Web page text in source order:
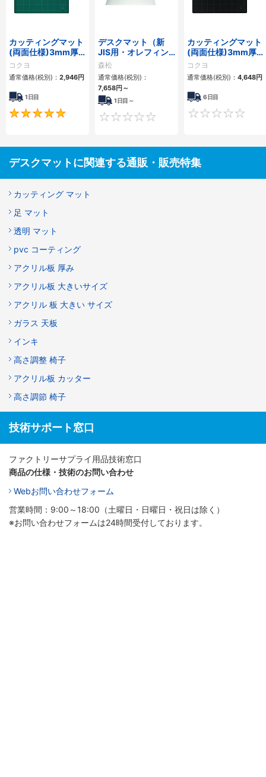
カッティングマット
(両面仕様)3mm厚
300×450mmグリ
ーン
コクヨ
通常価格(税別)： 2,946円
1日目
5
デスクマット（新
JIS用・オレフィン
系樹脂タイプ）
森松
通常価格(税別)：
7,658円 ～
1日目～
0
カッティングマット
(両面仕様)3mm厚
300×450mm黒
コクヨ
通常価格(税別)： 4,648円
6日目
デスクマットに関連する通販・販売特集
カッティング マット
足 マット
透明 マット
pvc コーティング
アクリル板 厚み
アクリル板 大きいサイズ
アクリル 板 大きい サイズ
ガラス 天板
インキ
高さ調整 椅子
アクリル板 カッター
高さ調節 椅子
技術サポート窓口
ファクトリーサプライ用品技術窓口
商品の仕様・技術のお問い合わせ
Webお問い合わせフォーム
営業時間：9:00～18:00（土曜日・日曜日・祝日は除く）
※お問い合わせフォームは24時間受付しております。